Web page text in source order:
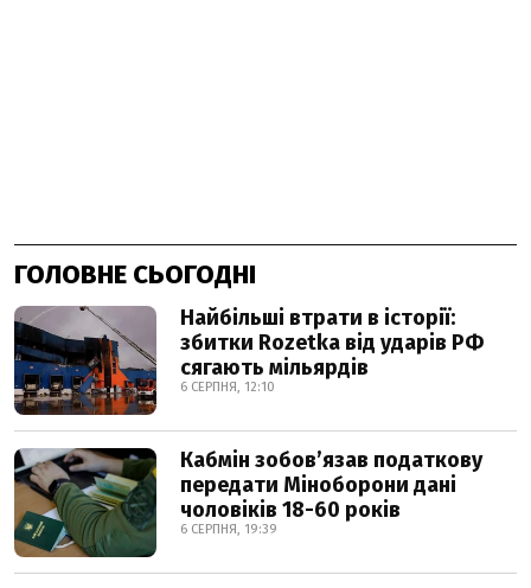
ГОЛОВНЕ СЬОГОДНІ
Найбільші втрати в історії:
збитки Rozetka від ударів РФ
сягають мільярдів
6 СЕРПНЯ, 12:10
Кабмін зобовʼязав податкову
передати Міноборони дані
чоловіків 18-60 років
6 СЕРПНЯ, 19:39